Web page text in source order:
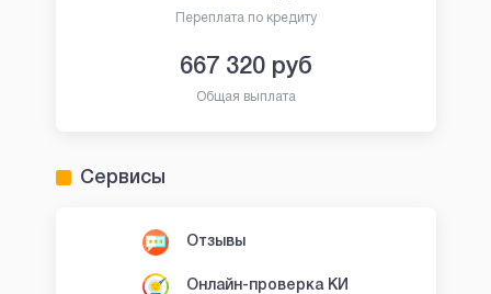
Переплата по кредиту
667 320руб
Общая выплата
Сервисы
Отзывы
Онлайн-проверка КИ